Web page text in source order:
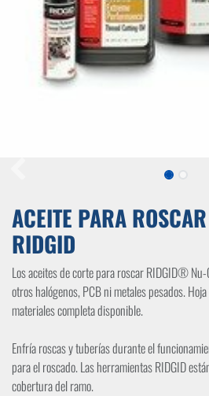
ACEITE PARA
RIDGID
Los aceites de corte para roscar RIDGID®
otros halógenos, PCB ni metales pesados.
materiales completa disponible.
Enfría roscas y tuberías durante el
para el roscado. Las herramientas RIDGID
cobertura del ramo.